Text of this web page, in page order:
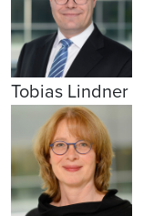
Tobias Lindner